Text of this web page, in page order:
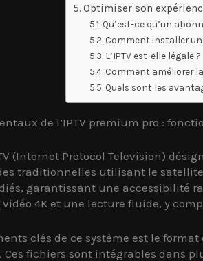
Optimiser son
Qu’est-ce qu’un
Comment installer
L’IPTV est-elle légale ?
Comment améliorer
Quels sont les
de l’IPTV premium pro :
(Internet Protocol Television)
traditionnelles utilisant le satellite
garantissant une accessibilité
4K et une lecture fluide, y
clés de ce système est le
Ces fichiers sont intégrables dans